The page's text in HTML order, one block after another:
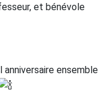
et bénévole
anniversaire ensemble